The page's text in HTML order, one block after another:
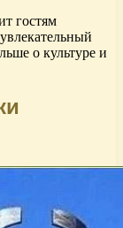
гостям
о культуре и